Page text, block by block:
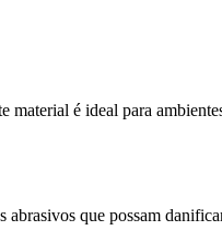
material é ideal para
que possam